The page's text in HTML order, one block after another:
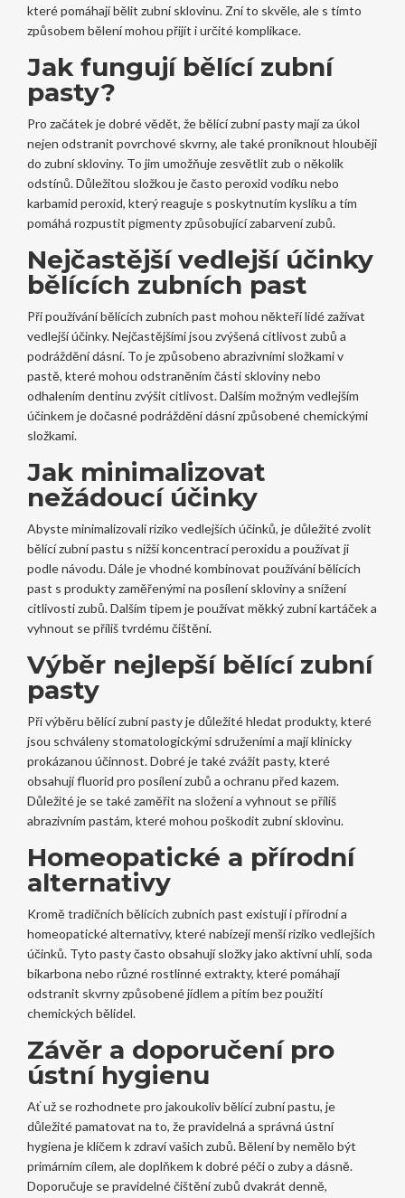
které pomáhají bělit zubní sklovinu. Zní to skvěle, ale s tímto
způsobem bělení mohou přijít i určité komplikace.
Jak fungují bělící zubní
pasty?
Pro začátek je dobré vědět, že bělící zubní pasty mají za úkol
nejen odstranit povrchové skvrny, ale také proniknout hlouběji
do zubní skloviny. To jim umožňuje zesvětlit zub o několik
odstínů. Důležitou složkou je často peroxid vodíku nebo
karbamid peroxid, který reaguje s poskytnutím kyslíku a tím
pomáhá rozpustit pigmenty způsobující zabarvení zubů.
Nejčastější vedlejší účinky
bělících zubních past
Při používání bělících zubních past mohou někteří lidé zažívat
vedlejší účinky. Nejčastějšími jsou zvýšená citlivost zubů a
podráždění dásní. To je způsobeno abrazivními složkami v
pastě, které mohou odstraněním části skloviny nebo
odhalením dentinu zvýšit citlivost. Dalším možným vedlejším
účinkem je dočasné podráždění dásní způsobené chemickými
složkami.
Jak minimalizovat
nežádoucí účinky
Abyste minimalizovali riziko vedlejších účinků, je důležité zvolit
bělící zubní pastu s nižší koncentrací peroxidu a používat ji
podle návodu. Dále je vhodné kombinovat používání bělících
past s produkty zaměřenými na posílení skloviny a snížení
citlivosti zubů. Dalším tipem je používat měkký zubní kartáček a
vyhnout se příliš tvrdému čištění.
Výběr nejlepší bělící zubní
pasty
Při výběru bělící zubní pasty je důležité hledat produkty, které
jsou schváleny stomatologickými sdruženími a mají klinicky
prokázanou účinnost. Dobré je také zvážit pasty, které
obsahují fluorid pro posílení zubů a ochranu před kazem.
Důležité je se také zaměřit na složení a vyhnout se příliš
abrazivním pastám, které mohou poškodit zubní sklovinu.
Homeopatické a přírodní
alternativy
Kromě tradičních bělících zubních past existují i přírodní a
homeopatické alternativy, které nabízejí menší riziko vedlejších
účinků. Tyto pasty často obsahují složky jako aktivní uhlí, soda
bikarbona nebo různé rostlinné extrakty, které pomáhají
odstranit skvrny způsobené jídlem a pitím bez použití
chemických bělidel.
Závěr a doporučení pro
ústní hygienu
Ať už se rozhodnete pro jakoukoliv bělící zubní pastu, je
důležité pamatovat na to, že pravidelná a správná ústní
hygiena je klíčem k zdraví vašich zubů. Bělení by nemělo být
primárním cílem, ale doplňkem k dobré péči o zuby a dásně.
Doporučuje se pravidelné čištění zubů dvakrát denně,